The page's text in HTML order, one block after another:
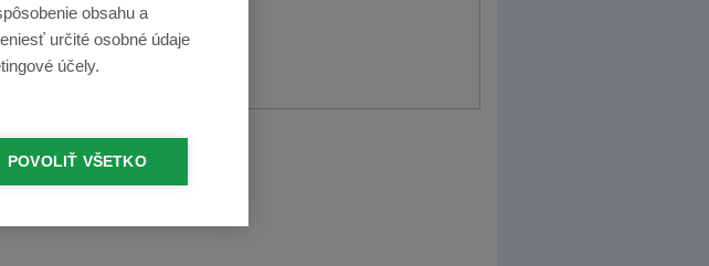
obsahu a
určité osobné údaje
účely.
POVOLIŤ VŠETKO